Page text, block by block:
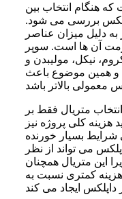
هنگام انتخاب بین
بررسی می شود.
دلیل میزان عناصر
آن ها است. سوپر
نیکل، مولیبدن و
و همین موضوع باعث
متریال فقط بر
کلی پروژه نیز
بسیار خورنده
می تواند از نظر
این متریال همچنان
کمتری نسبت به